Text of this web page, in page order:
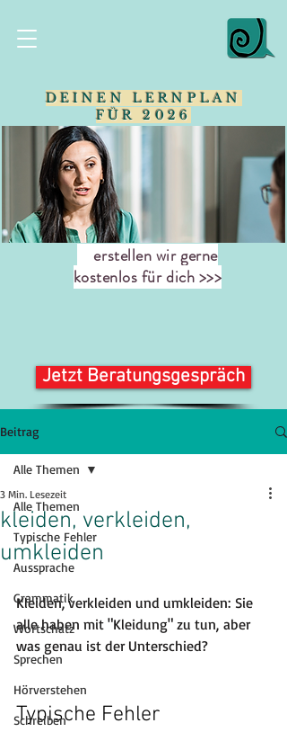
DEINEN LERNPLAN
FÜR 2026
erstellen wir gerne
kostenlos für dich >>>
Jetzt Beratungsgespräch
Beitrag
Alle Themen
Typische Fehler
Aussprache
Grammatik
Wortschatz
Sprechen
Hörverstehen
Schreiben
Alle Themen
kleiden, verkleiden,
umkleiden
3 Min. Lesezeit
Kleiden, verkleiden und umkleiden: Sie
alle haben mit "Kleidung" zu tun, aber
was genau ist der Unterschied?
Typische Fehler